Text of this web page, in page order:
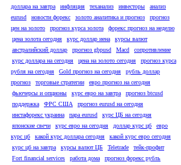
доллара на завтра
инфляция теханализ инвесторы
анализ
eurusd
новости форекс золото аналитика и прогноз
прогноз
цен на золото
прогноз курса золота
форекс прогноз на неделю
цена золота сегодня
курс доллар иена
курсы валют
австралийский доллар
прогноз gbpusd Macd
сопротивление
курс доллара на сегодня
цена на золото сегодня
прогноз курса
рубля на сегодня
Gold прогноз на сегодня
рубль доллар
прогноз
торговые стратегии
евро прогноз на сегодня
фьючерсы и опционы
курс евро на завтра
прогноз btcusd
поддержка
ФРС США
прогноз eurusd на сегодня
инстафорекс украина
пара eurusd
курс ЦБ на сегодня
японские свечи
курс евро на сегодня доллар курс цб
евро
курс цб
какой курс доллара сегодня
какой курс евро сегодня
курс цб на завтра
курсы валют ЦБ Teletrade
тейк-профит
Fort financial services
работа дома
прогноз форекс рубль